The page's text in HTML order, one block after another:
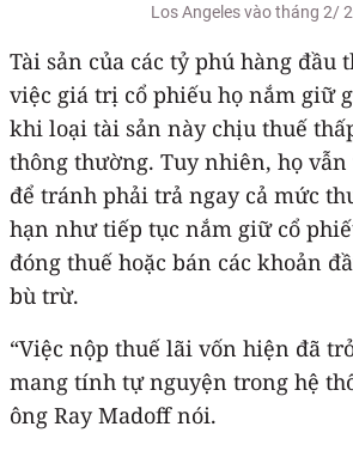
Los Angeles vào tháng 2/
Tài sản của các tỷ phú hàng đầu
việc giá trị cổ phiếu họ nắm giữ
khi loại tài sản này chịu thuế
thông thường. Tuy nhiên, họ
để tránh phải trả ngay cả mức
hạn như tiếp tục nắm giữ cổ
đóng thuế hoặc bán các khoản
bù trừ.
“Việc nộp thuế lãi vốn hiện đã
mang tính tự nguyện trong hệ
ông Ray Madoff nói.